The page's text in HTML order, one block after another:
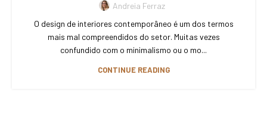
Andreia Ferraz
O design de interiores contemporâneo é um dos termos
mais mal compreendidos do setor. Muitas vezes
confundido com o minimalismo ou o mo...
CONTINUE READING